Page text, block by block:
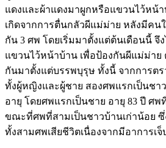
แดงและผ้าแดงมาผูกหรือแขวนไว้หน้
เกิดจากการตื่นกลัวผีแม่ม่าย หลังมีคน
กัน 3 ศพ โดยเริ่มมาตั้งแต่ต้นเดือนนี้ จึ
แขวนไว้หน้าบ้าน เพื่อป้องกันผีแม่ม่าย
กันมาตั้งแต่บรรพบุรุษ ทั้งนี้ จากการต
ทั้งผู้หญิงและผู้ชาย สองศพแรกเป็นชา
อายุ โดยศพแรกเป็นชาย อายุ 83 ปี ศพ
ขณะที่ศพที่สามเป็นชาวบ้านเก่าน้อย ซึ่
ทั้งสามศพเสียชีวิตเนื่องจากมีอาการเ